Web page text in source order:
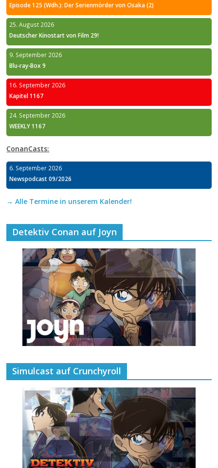
Episode 125 (Wdh.): Der Serienmörder von Osaka (2)
25. August 2026
Deutscher Kinostart von Film 29!
9. September 2026
Blu-ray-Box 9
16. September 2026
Kapitel 1167
24. September 2026
WEEKLY 1167
ConanCasts:
6. September 2026
Newspodcast 09/2026
→ Alle Termine in unserem Kalender!
Detektiv Conan auf Joyn
Simulcast auf Crunchyroll